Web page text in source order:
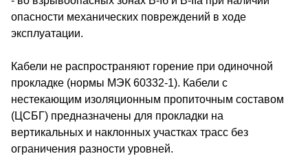
опасности механических повреждений в ходе
эксплуатации.
Кабели не распространяют горение при одиночной
прокладке (нормы МЭК 60332-1). Кабели с
нестекающим изоляционным пропиточным составом
(ЦСБГ) предназначены для прокладки на
вертикальных и наклонных участках трасс без
ограничения разности уровней.